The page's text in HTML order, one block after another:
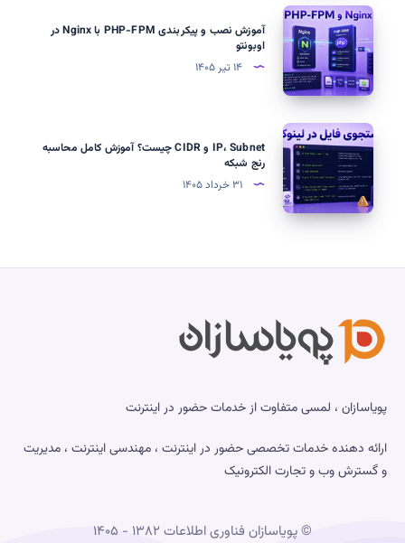
در
اوبونتو
برای
جلوگیری
از
کمبود
RAM
آموزش
نصب
و
پیکربندی
PHP-
FPM
با
Nginx
در
اوبونتو
آموزش نصب و پیکربندی PHP-FPM با Nginx در
اوبونتو
۱۴ تیر ۱۴۰۵
IP،
Subnet
و
CIDR
چیست؟
کامل
شبکه
IP، Subnet و CIDR چیست؟ آموزش کامل محاسبه
رنج شبکه
۳۱ خرداد ۱۴۰۵
پویاسازان ، لمسی متفاوت از خدمات حضور در اینترنت
ارائه دهنده خدمات تخصصی حضور در اینترنت ، مهندسی اینترنت ، مدیریت
و گسترش وب و تجارت الکترونیک
© پویاسازان فناوری اطلاعات ۱۳۸۲ - ۱۴۰۵